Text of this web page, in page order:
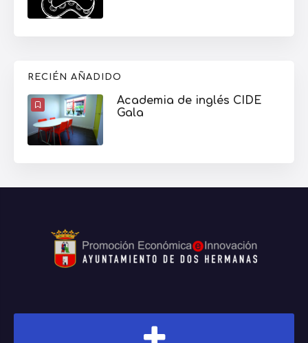
RECIÉN AÑADIDO
Academia de inglés CIDE
Gala